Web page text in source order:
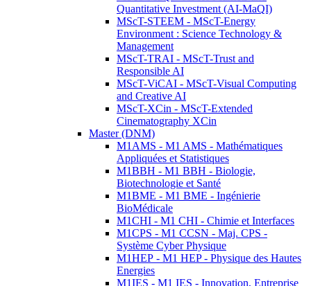
Quantitative Investment (AI-MaQI)
MScT-STEEM - MScT-Energy
Environment : Science Technology &
Management
MScT-TRAI - MScT-Trust and
Responsible AI
MScT-ViCAI - MScT-Visual Computing
and Creative AI
MScT-XCin - MScT-Extended
Cinematography XCin
Master (DNM)
M1AMS - M1 AMS - Mathématiques
Appliquées et Statistiques
M1BBH - M1 BBH - Biologie,
Biotechnologie et Santé
M1BME - M1 BME - Ingénierie
BioMédicale
M1CHI - M1 CHI - Chimie et Interfaces
M1CPS - M1 CCSN - Maj. CPS -
Système Cyber Physique
M1HEP - M1 HEP - Physique des Hautes
Energies
M1IES - M1 IES - Innovation, Entreprise